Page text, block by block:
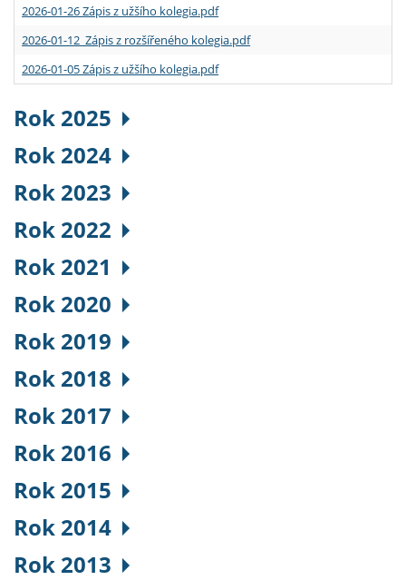
2026-01-26 Zápis z užšího kolegia.pdf
2026-01-12 Zápis z rozšířeného kolegia.pdf
2026-01-05 Zápis z užšího kolegia.pdf
Rok 2025
Rok 2024
Rok 2023
Rok 2022
Rok 2021
Rok 2020
Rok 2019
Rok 2018
Rok 2017
Rok 2016
Rok 2015
Rok 2014
Rok 2013